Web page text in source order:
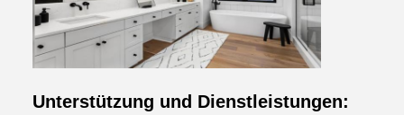
Unterstützung und Dienstleistungen: